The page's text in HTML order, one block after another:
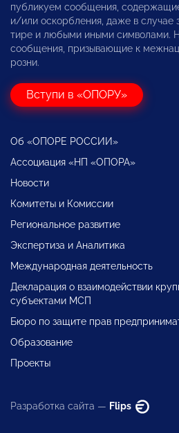
публикуем сообщения,
и/или оскорбления, даже в случае
тире и любыми иными символами.
сообщения, призывающие к
розни.
Вступи в «ОПОРУ»
Об «ОПОРЕ РОССИИ»
Ассоциация «НП «ОПОРА»
Новости
Комитеты и Комиссии
Региональное развитие
Экспертиза и Аналитика
Международная деятельность
Декларация о взаимодействии
субъектами МСП
Бюро по защите прав
Образование
Проекты
Разработка сайта — Flips